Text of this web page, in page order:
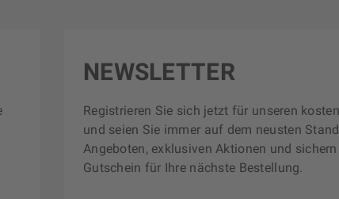
NEWSLETTER
Registrieren Sie sich jetzt für unseren
und seien Sie immer auf dem neusten
Angeboten, exklusiven Aktionen und
Gutschein für Ihre nächste Bestellung.